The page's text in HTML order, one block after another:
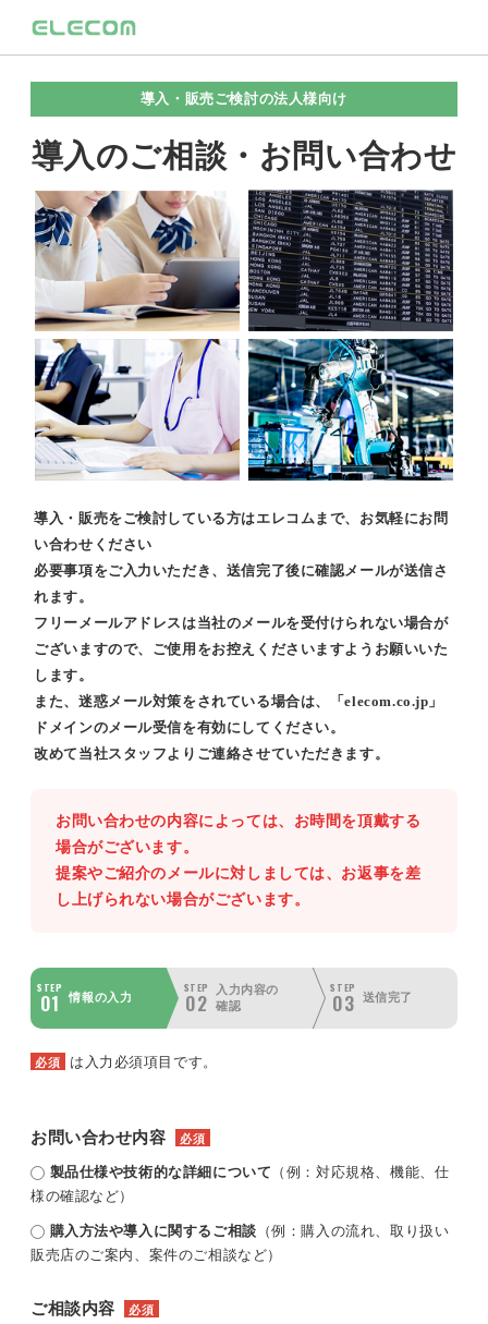
導入・販売ご検討の法人様向け
導入のご相談・お問い合わせ
導入・販売をご検討している方はエレコムまで、お気軽にお問
い合わせください
必要事項をご入力いただき、送信完了後に確認メールが送信さ
れます。
フリーメールアドレスは当社のメールを受付けられない場合が
ございますので、ご使用をお控えくださいますようお願いいた
します。
また、迷惑メール対策をされている場合は、「elecom.co.jp」
ドメインのメール受信を有効にしてください。
改めて当社スタッフよりご連絡させていただきます。
お問い合わせの内容によっては、お時間を頂戴する
場合がございます。
提案やご紹介のメールに対しましては、お返事を差
し上げられない場合がございます。
STEP
01 情報の入力
STEP
02
入力内容の
確認
STEP
03 送信完了
必須 は入力必須項目です。
お問い合わせ内容 必須
製品仕様や技術的な詳細について （例：対応規格、機能、仕
様の確認など）
購入方法や導入に関するご相談 （例：購入の流れ、取り扱い
販売店のご案内、案件のご相談など）
ご相談内容 必須